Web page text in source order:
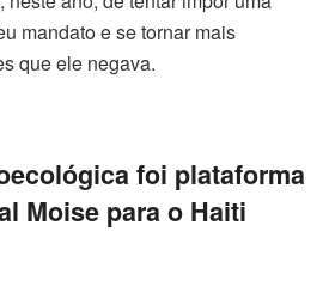
mandato e se tornar mais
que ele negava.
foi plataforma
Moise para o Haiti